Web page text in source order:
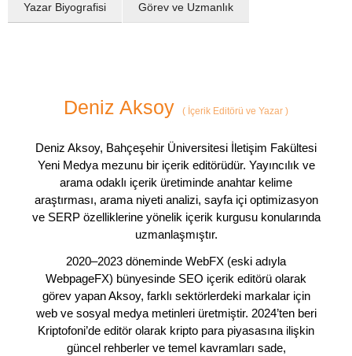
Yazar Biyografisi Görev ve Uzmanlık
Deniz Aksoy ( İçerik Editörü ve Yazar )
Deniz Aksoy, Bahçeşehir Üniversitesi İletişim Fakültesi
Yeni Medya mezunu bir içerik editörüdür. Yayıncılık ve
arama odaklı içerik üretiminde anahtar kelime
araştırması, arama niyeti analizi, sayfa içi optimizasyon
ve SERP özelliklerine yönelik içerik kurgusu konularında
uzmanlaşmıştır.
2020–2023 döneminde WebFX (eski adıyla
WebpageFX) bünyesinde SEO içerik editörü olarak
görev yapan Aksoy, farklı sektörlerdeki markalar için
web ve sosyal medya metinleri üretmiştir. 2024’ten beri
Kriptofoni’de editör olarak kripto para piyasasına ilişkin
güncel rehberler ve temel kavramları sade,